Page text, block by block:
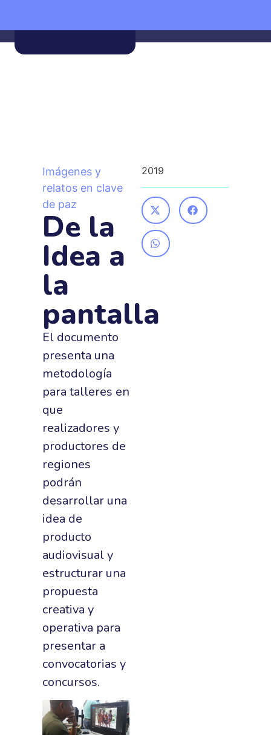
Imágenes y
relatos en clave
de paz
De la
Idea a
la
pantalla
El documento
presenta una
metodología
para talleres en
que
realizadores y
productores de
regiones
podrán
desarrollar una
idea de
producto
audiovisual y
estructurar una
propuesta
creativa y
operativa para
presentar a
convocatorias y
concursos.
2019